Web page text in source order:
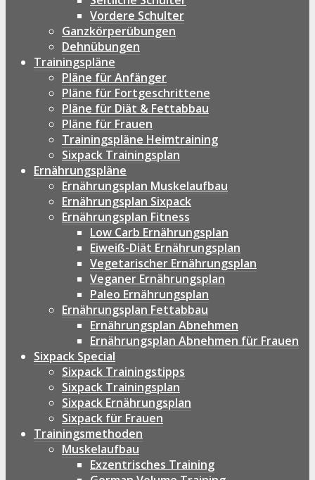
Vordere Schulter
Ganzkörperübungen
Dehnübungen
Trainingspläne
Pläne für Anfänger
Pläne für Fortgeschrittene
Pläne für Diät & Fettabbau
Pläne für Frauen
Trainingspläne Heimtraining
Sixpack Trainingsplan
Ernährungspläne
Ernährungsplan Muskelaufbau
Ernährungsplan Sixpack
Ernährungsplan Fitness
Low Carb Ernährungsplan
Eiweiß-Diät Ernährungsplan
Vegetarischer Ernährungsplan
Veganer Ernährungsplan
Paleo Ernährungsplan
Ernährungsplan Fettabbau
Ernährungsplan Abnehmen
Ernährungsplan Abnehmen für Frauen
Sixpack Special
Sixpack Trainingstipps
Sixpack Trainingsplan
Sixpack Ernährungsplan
Sixpack für Frauen
Trainingsmethoden
Muskelaufbau
Exzentrisches Training